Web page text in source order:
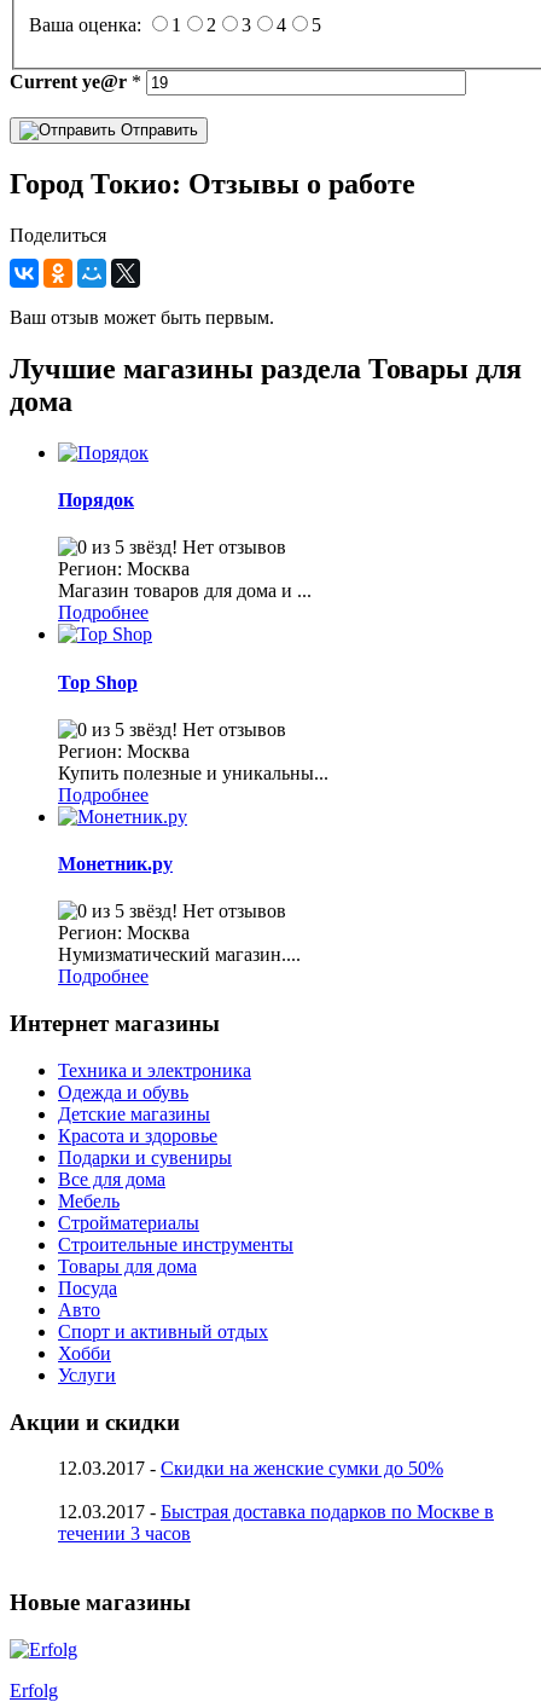
Ваша оценка: 1 2 3 4 5
Current ye@r *
Отправить
Город Токио: Отзывы о работе
Поделиться
Ваш отзыв может быть первым.
Лучшие магазины раздела Товары для
дома
Порядок
Нет отзывов
Регион: Москва
Магазин товаров для дома и ...
Подробнее
Top Shop
Нет отзывов
Регион: Москва
Купить полезные и уникальны...
Подробнее
Монетник.ру
Нет отзывов
Регион: Москва
Нумизматический магазин....
Подробнее
Интернет магазины
Техника и электроника
Одежда и обувь
Детские магазины
Красота и здоровье
Подарки и сувениры
Все для дома
Мебель
Стройматериалы
Строительные инструменты
Товары для дома
Посуда
Авто
Спорт и активный отдых
Хобби
Услуги
Акции и скидки
12.03.2017 - Скидки на женские сумки до 50%
12.03.2017 - Быстрая доставка подарков по Москве в
течении 3 часов
Новые магазины
Erfolg